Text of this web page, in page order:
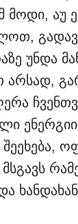
აუ
უნდა
არსად,
შეეხება,
მსგავს